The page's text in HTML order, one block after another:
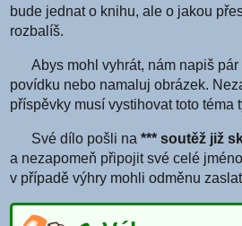
bude jednat o knihu, ale o jakou
rozbalíš.
Abys mohl vyhrát, nám napiš
povídku nebo namaluj obrázek.
příspěvky musí vystihovat toto téma
Své dílo pošli na*** soutěž již
a nezapomeň připojit své celé
v případě výhry mohli odměnu